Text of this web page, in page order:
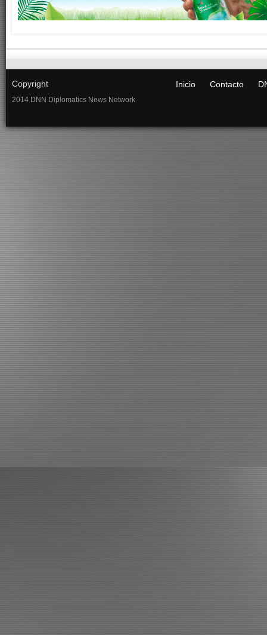
Copyright
2014 DNN Diplomatics News Network
Inicio Contacto